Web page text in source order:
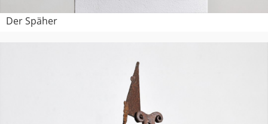
Der Späher